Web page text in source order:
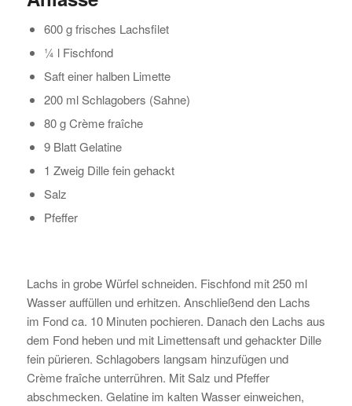
600 g frisches Lachsfilet
¼ l Fischfond
Saft einer halben Limette
200 ml Schlagobers (Sahne)
80 g Crème fraîche
9 Blatt Gelatine
1 Zweig Dille fein gehackt
Salz
Pfeffer
Lachs in grobe Würfel schneiden. Fischfond mit 250 ml
Wasser auffüllen und erhitzen. Anschließend den Lachs
im Fond ca. 10 Minuten pochieren. Danach den Lachs aus
dem Fond heben und mit Limettensaft und gehackter Dille
fein pürieren. Schlagobers langsam hinzufügen und
Crème fraîche unterrühren. Mit Salz und Pfeffer
abschmecken. Gelatine im kalten Wasser einweichen,